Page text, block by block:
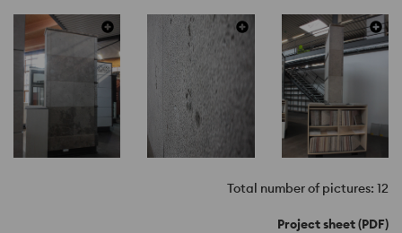
Total number of pictures: 12
Project sheet (PDF)